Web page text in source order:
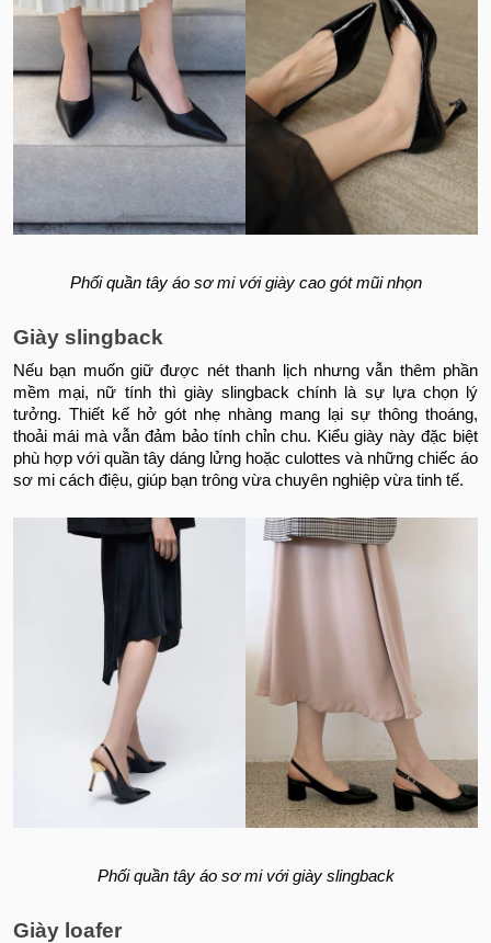
Phối quần tây áo sơ mi với giày cao gót mũi nhọn
Giày slingback
Nếu bạn muốn giữ được nét thanh lịch nhưng vẫn thêm phần
mềm mại, nữ tính thì giày slingback chính là sự lựa chọn lý
tưởng. Thiết kế hở gót nhẹ nhàng mang lại sự thông thoáng,
thoải mái mà vẫn đảm bảo tính chỉn chu. Kiểu giày này đặc biệt
phù hợp với quần tây dáng lửng hoặc culottes và những chiếc áo
sơ mi cách điệu, giúp bạn trông vừa chuyên nghiệp vừa tinh tế.
Phối quần tây áo sơ mi với giày slingback
Giày loafer